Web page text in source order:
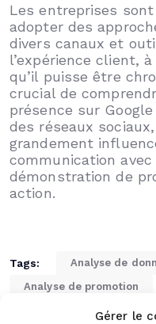
Gérer le
Les entreprises
adopter des
divers canaux et
l’expérience client,
qu’il puisse être
crucial de
présence sur
des réseaux
grandement
communication
démonstration de
action.
Tags:
Analyse de
Analyse de promotion
Communication créative